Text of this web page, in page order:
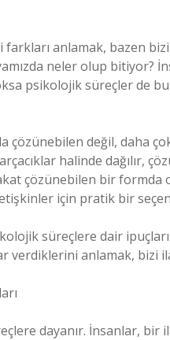
farkları anlamak, bazen
neler olup bitiyor?
psikolojik süreçler de bu
çözünebilen değil, daha
halinde dağılır,
çözünebilen bir formda
için pratik bir
süreçlere dair
verdiklerini anlamak, bizi
dayanır. İnsanlar, bir